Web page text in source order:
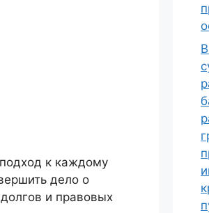
к каждому
дело о
и правовых